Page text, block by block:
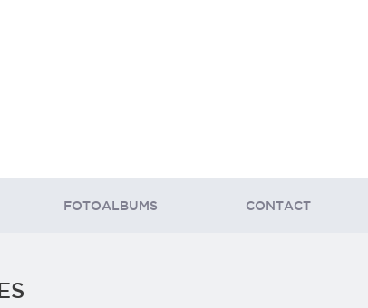
FOTOALBUMS CONTACT